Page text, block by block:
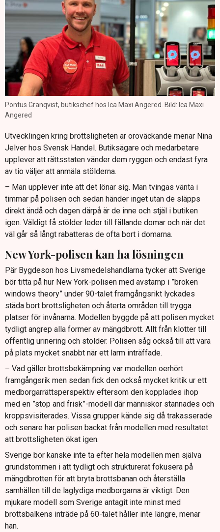
Pontus Granqvist, butikschef hos Ica Maxi Angered. Bild: Ica Maxi
Angered
Utvecklingen kring brottsligheten är oroväckande menar Nina
Jelver hos Svensk Handel. Butiksägare och medarbetare
upplever att rättsstaten vänder dem ryggen och endast fyra
av tio väljer att anmäla stölderna.
– Man upplever inte att det lönar sig. Man tvingas vänta i
timmar på polisen och sedan händer inget utan de släpps
direkt ändå och dagen därpå är de inne och stjäl i butiken
igen. Väldigt få stölder leder till fällande domar och när det
väl går så långt rabatteras de ofta bort i domarna.
New York-polisen kan ha lösningen
Pär Bygdeson hos Livsmedelshandlarna tycker att Sverige
bör titta på hur New York-polisen med avstamp i ”broken
windows theory” under 90-talet framgångsrikt lyckades
städa bort brottsligheten och återta områden till trygga
platser för invånarna. Modellen byggde på att polisen mycket
tydligt angrep alla former av mängdbrott. Allt från klotter till
offentlig urinering och stölder. Polisen såg också till att vara
på plats mycket snabbt när ett larm inträffade.
– Vad gäller brottsbekämpning var modellen oerhört
framgångsrik men sedan fick den också mycket kritik ur ett
medborgarrättsperspektiv eftersom den kopplades ihop
med en ”stop and frisk”-modell där människor stannades och
kroppsvisiterades. Vissa grupper kände sig då trakasserade
och senare har polisen backat från modellen med resultatet
att brottsligheten ökat igen.
Sverige bör kanske inte ta efter hela modellen men själva
grundstommen i att tydligt och strukturerat fokusera på
mängdbrotten för att bryta brottsbanan och återställa
samhällen till de laglydiga medborgarna är viktigt. Den
mjukare modell som Sverige antagit inte minst med
brottsbalkens inträde på 60-talet håller inte längre, menar
han.